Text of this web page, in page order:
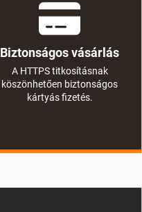
Biztonságos vásárlás
A HTTPS titkosításnak
köszönhetően biztonságos
kártyás fizetés.